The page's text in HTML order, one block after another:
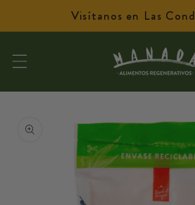
directamente
al contenido
Visítanos en Las
a la
del producto